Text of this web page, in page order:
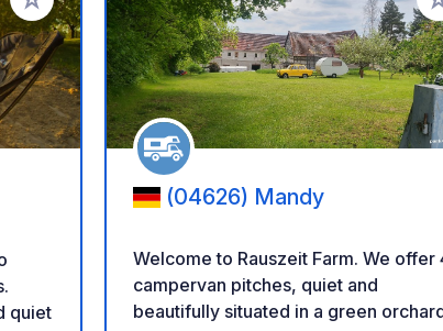
Add to your favorites
quiet
(04626) Mandy
Welcome to Rauszeit Farm. We offer
campervan pitches, quiet and
beautifully situated in a green